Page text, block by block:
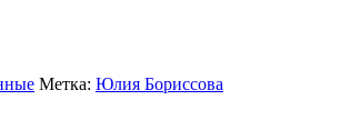
Метка: Юлия Бориссова